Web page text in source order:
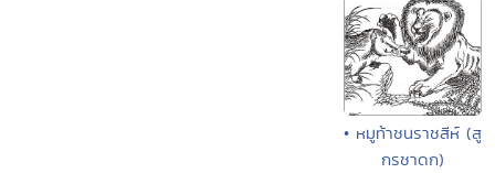
• หมูท้าชนราชสีห์ (สู
กรชาดก)